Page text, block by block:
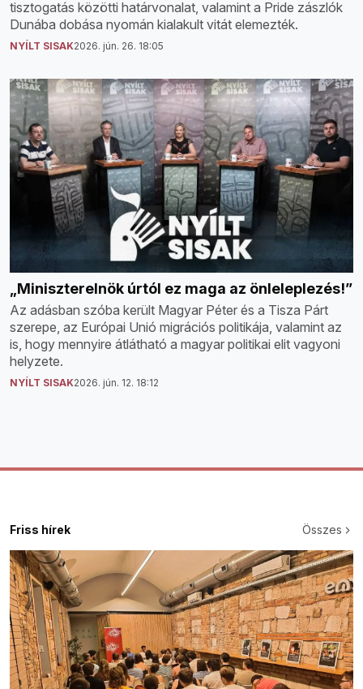
tisztogatás közötti határvonalat, valamint a Pride zászlók
Dunába dobása nyomán kialakult vitát elemezték.
NYÍLT SISAK2026. jún. 26. 18:05
„Miniszterelnök úrtól ez maga az önleleplezés!”
Az adásban szóba került Magyar Péter és a Tisza Párt
szerepe, az Európai Unió migrációs politikája, valamint az
is, hogy mennyire átlátható a magyar politikai elit vagyoni
helyzete.
NYÍLT SISAK2026. jún. 12. 18:12
Friss hírek Összes